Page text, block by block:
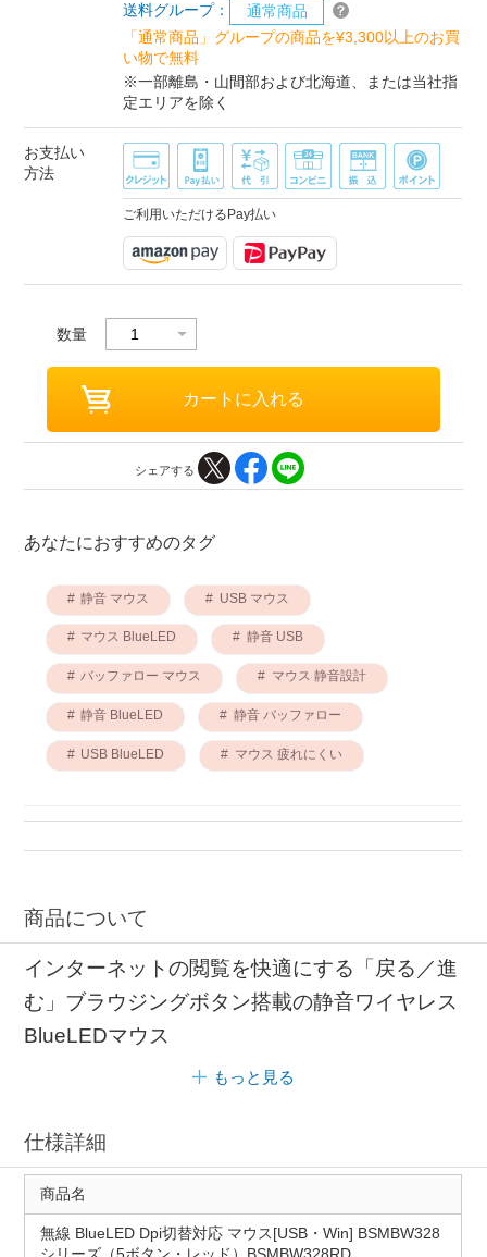
送料グループ：
通常商品
「通常商品」グループの商品を¥3,300以上のお買
い物で無料
※一部離島・山間部および北海道、または当社指
定エリアを除く
お支払い
方法
ご利用いただけるPay払い
数量
シェアする
あなたにおすすめのタグ
静音 マウス USB マウス
マウス BlueLED 静音 USB
バッファロー マウス マウス 静音設計
静音 BlueLED 静音 バッファロー
USB BlueLED マウス 疲れにくい
商品について
インターネットの閲覧を快適にする「戻る／進
む」ブラウジングボタン搭載の静音ワイヤレス
BlueLEDマウス
もっと見る
仕様詳細
商品名
無線 BlueLED Dpi切替対応 マウス[USB・Win] BSMBW328